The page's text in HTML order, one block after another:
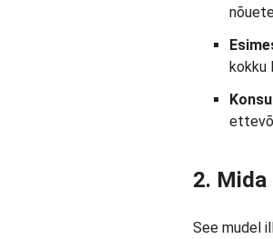
kokku
2. Mida
See mudel